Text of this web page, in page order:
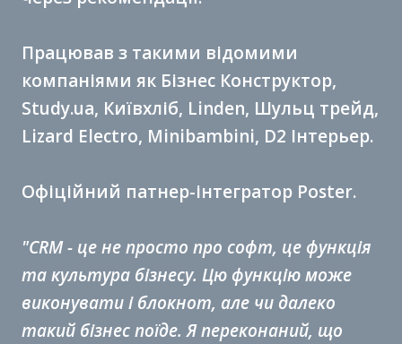
Працював з такими відомими
компаніями як Бізнес Конструктор,
Study.ua, Київхліб, Linden, Шульц трейд,
Lizard Electro, Minibambini, D2 Інтерьер.
Офіційний патнер-інтегратор Poster.
"CRM - це не просто про софт, це функція
та культура бізнесу. Цю функцію може
виконувати і блокнот, але чи далеко
такий бізнес поїде. Я переконаний, що